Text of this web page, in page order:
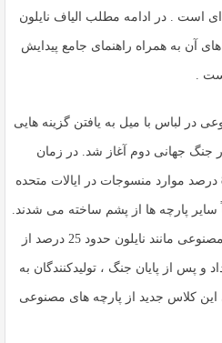
است . در ادامه مطلب الیاف نایلون
آن به همراه راهنمای جامع پیدایش
.
در لباس با میل به یافتن گزینه هایی
جنگ جهانی دوم آغاز شد. در زمان
شروع جنگ ، پنبه برای بیش از 80 درصد موارد منسوجات در ایالات متحده
سایر پارچه ها از پشم ساخته می شدند.
با این حال ، تا سال 1945 ، الیاف مصنوعی مانند نایلون حدود 25 درصد از
پس از پایان جنگ ، تولیدکنندگان به
این کلاس جدید از پارچه های مصنوعی